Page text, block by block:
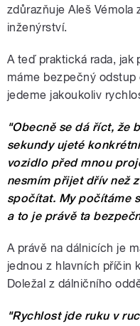
zdůrazňuje Aleš Vémola
inženýrství.
A teď praktická rada, jak
máme bezpečný odstup
jedeme jakoukoliv
"Obecně se dá říct, že
sekundy ujeté
vozidlo před mnou
nesmím přijet dřív než
spočítat. My počítáme
a to je právě ta
A právě na dálnicích je
jednou z hlavních příčin
Doležal z dálničního
"Rychlost jde ruku v